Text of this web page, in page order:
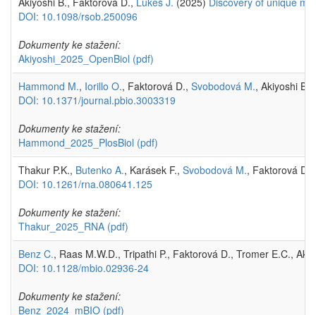
DOI: 10.1098/rsob.250096
Dokumenty ke stažení:
Akiyoshi_2025_OpenBiol (pdf)
Hammond M., Iorillo O., Faktorová D., Svobodová M., Akiyoshi
DOI: 10.1371/journal.pbio.3003319
Dokumenty ke stažení:
Hammond_2025_PlosBiol (pdf)
Thakur P.K., Butenko A., Karásek F., Svobodová M., Faktorová
DOI: 10.1261/rna.080641.125
Dokumenty ke stažení:
Thakur_2025_RNA (pdf)
Benz C., Raas M.W.D., Tripathi P., Faktorová D., Tromer E.C.,
DOI: 10.1128/mbio.02936-24
Dokumenty ke stažení:
Benz_2024_mBIO (pdf)